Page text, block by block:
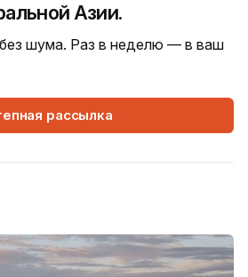
Азии.
без шума. Раз в неделю — в ваш
рассылка